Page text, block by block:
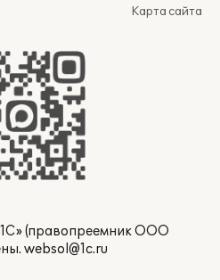
Карта сайта
(правопреемник ООО
websol@1c.ru